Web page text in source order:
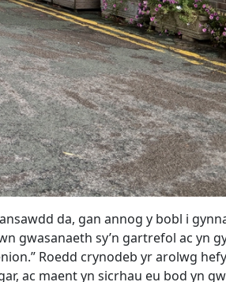
da, gan annog y bobl i
gwasanaeth sy’n gartrefol ac yn
Roedd crynodeb yr arolwg
ac maent yn sicrhau eu bod yn